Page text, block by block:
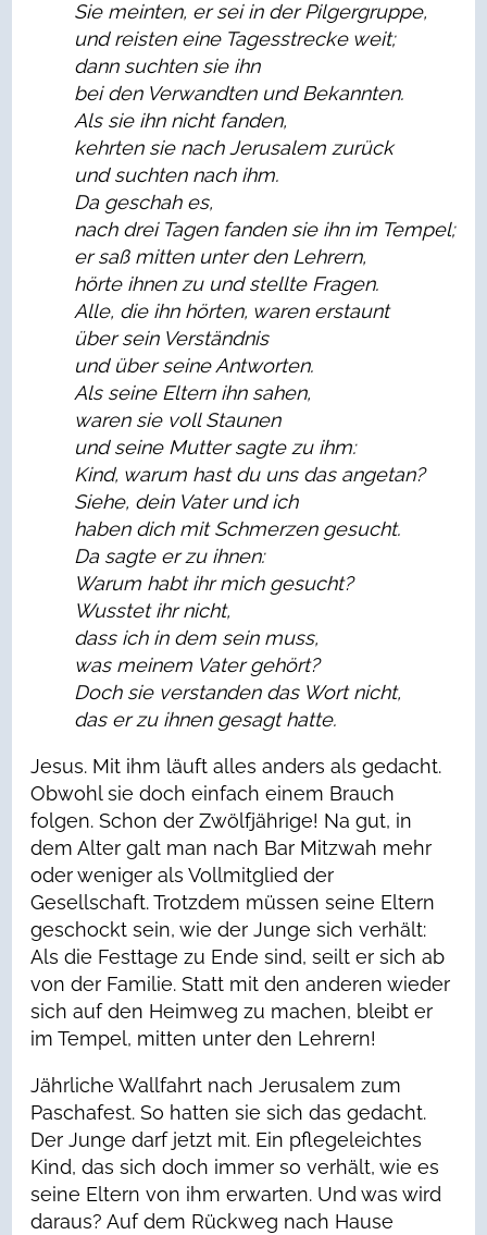
Sie meinten, er sei in der Pilgergruppe,
und reisten eine Tagesstrecke weit;
dann suchten sie ihn
bei den Verwandten und Bekannten.
Als sie ihn nicht fanden,
kehrten sie nach Jerusalem zurück
und suchten nach ihm.
Da geschah es,
nach drei Tagen fanden sie ihn im Tempel;
er saß mitten unter den Lehrern,
hörte ihnen zu und stellte Fragen.
Alle, die ihn hörten, waren erstaunt
über sein Verständnis
und über seine Antworten.
Als seine Eltern ihn sahen,
waren sie voll Staunen
und seine Mutter sagte zu ihm:
Kind, warum hast du uns das angetan?
Siehe, dein Vater und ich
haben dich mit Schmerzen gesucht.
Da sagte er zu ihnen:
Warum habt ihr mich gesucht?
Wusstet ihr nicht,
dass ich in dem sein muss,
was meinem Vater gehört?
Doch sie verstanden das Wort nicht,
das er zu ihnen gesagt hatte.
Jesus. Mit ihm läuft alles anders als gedacht.
Obwohl sie doch einfach einem Brauch
folgen. Schon der Zwölfjährige! Na gut, in
dem Alter galt man nach Bar Mitzwah mehr
oder weniger als Vollmitglied der
Gesellschaft. Trotzdem müssen seine Eltern
geschockt sein, wie der Junge sich verhält:
Als die Festtage zu Ende sind, seilt er sich ab
von der Familie. Statt mit den anderen wieder
sich auf den Heimweg zu machen, bleibt er
im Tempel, mitten unter den Lehrern!
Jährliche Wallfahrt nach Jerusalem zum
Paschafest. So hatten sie sich das gedacht.
Der Junge darf jetzt mit. Ein pflegeleichtes
Kind, das sich doch immer so verhält, wie es
seine Eltern von ihm erwarten. Und was wird
daraus? Auf dem Rückweg nach Hause